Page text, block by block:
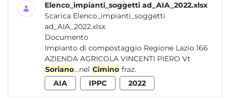
Elenco_impianti_soggetti ad_AIA_2022.xlsx
Scarica Elenco_impianti_soggetti
ad_AIA_2022.xlsx
Documento
Impianto di compostaggio Regione Lazio 166
AZIENDA AGRICOLA VINCENTI PIERO Vt
Soriano...nel Cimino fraz.
AIA
IPPC 2022